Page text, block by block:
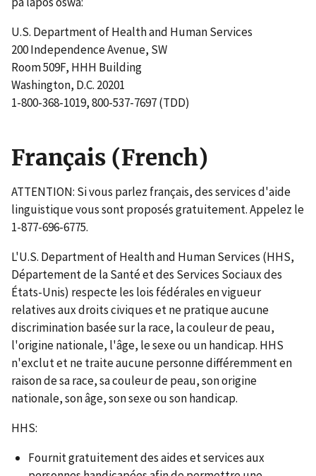
U.S. Department of Health and Human Services
200 Independence Avenue, SW
Room 509F, HHH Building
Washington, D.C. 20201
1-800-368-1019, 800-537-7697 (TDD)
Français (French)
ATTENTION: Si vous parlez français, des services d'aide
linguistique vous sont proposés gratuitement. Appelez le
1-877-696-6775.
L'U.S. Department of Health and Human Services (HHS,
Département de la Santé et des Services Sociaux des
États-Unis) respecte les lois fédérales en vigueur
relatives aux droits civiques et ne pratique aucune
discrimination basée sur la race, la couleur de peau,
l'origine nationale, l'âge, le sexe ou un handicap. HHS
n'exclut et ne traite aucune personne différemment en
raison de sa race, sa couleur de peau, son origine
nationale, son âge, son sexe ou son handicap.
HHS:
Fournit gratuitement des aides et services aux